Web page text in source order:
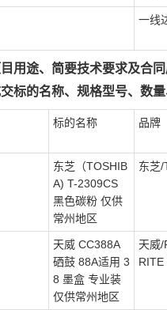
一线
用途、简要技术要求及合
标的名称、规格型号、数
标的名称 品牌
东芝（TOSHIB
A) T-2309CS
黑色碳粉 仅供
常州地区
东芝/
天威 CC388A
硒鼓 88A适用 3
8 墨盒 专业装
仅供常州地区
天威/
RITE